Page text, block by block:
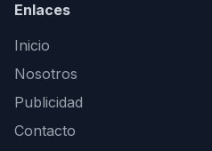
Enlaces
Inicio
Nosotros
Publicidad
Contacto